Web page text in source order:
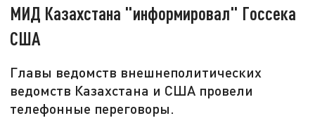
МИД Казахстана "информировал" Госсека
США
Главы ведомств внешнеполитических
ведомств Казахстана и США провели
телефонные переговоры.